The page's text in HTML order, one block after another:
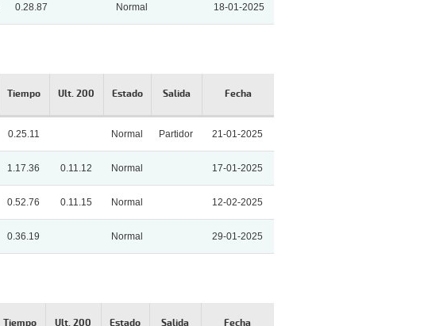
0.28.87 Normal 18-01-2025
Tiempo Ult. 200 Estado Salida Fecha
0.25.11 Normal Partidor 21-01-2025
1.17.36 0.11.12 Normal 17-01-2025
0.52.76 0.11.15 Normal 12-02-2025
0.36.19 Normal 29-01-2025
Tiempo Ult. 200 Estado Salida Fecha